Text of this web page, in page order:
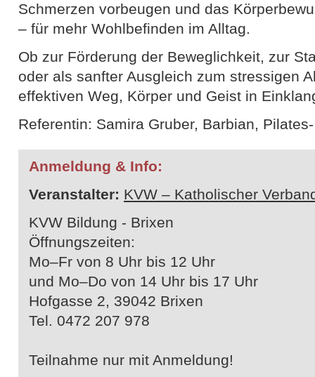
Schmerzen vorbeugen und das
– für mehr Wohlbefinden im Alltag.
Ob zur Förderung der Beweglichkeit, zur
oder als sanfter Ausgleich zum stressigen
effektiven Weg, Körper und Geist in
Referentin: Samira Gruber, Barbian,
Anmeldung & Info:
Veranstalter: KVW – Katholischer
KVW Bildung - Brixen
Öffnungszeiten:
Mo–Fr von 8 Uhr bis 12 Uhr
und Mo–Do von 14 Uhr bis 17 Uhr
Hofgasse 2, 39042 Brixen
Tel. 0472 207 978
Teilnahme nur mit Anmeldung!